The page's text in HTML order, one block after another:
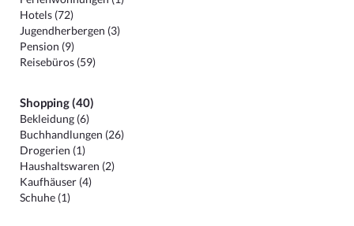
Hotels (72)
Jugendherbergen (3)
Pension (9)
Reisebüros (59)
Shopping (40)
Bekleidung (6)
Buchhandlungen (26)
Drogerien (1)
Haushaltswaren (2)
Kaufhäuser (4)
Schuhe (1)